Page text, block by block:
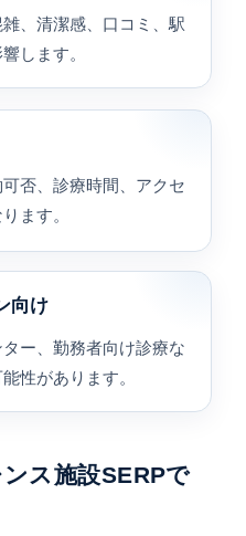
、清潔感、口コミ、駅
します。
否、診療時間、アクセ
ます。
向け
ー、勤務者向け診療な
性があります。
ス施設SERPで